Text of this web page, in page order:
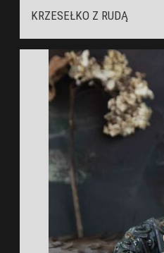
KRZESEŁKO Z RUDĄ